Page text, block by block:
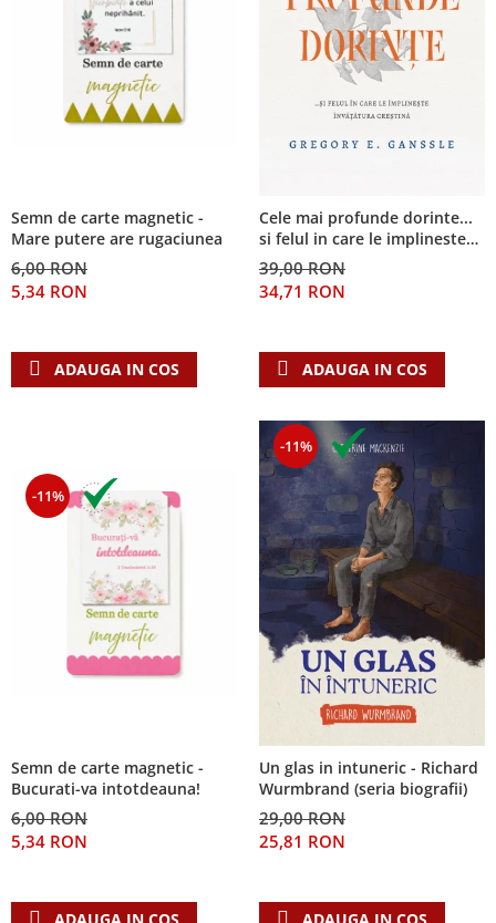
Semn de carte magnetic -
Mare putere are rugaciunea
6,00 RON
5,34 RON
ADAUGA IN COS
Cele mai profunde dorinte...
si felul in care le implineste
invatatura crestina
39,00 RON
34,71 RON
ADAUGA IN COS
-11%
Semn de carte magnetic -
Bucurati-va intotdeauna!
6,00 RON
5,34 RON
-11%
Un glas in intuneric - Richard
Wurmbrand (seria biografii)
29,00 RON
25,81 RON